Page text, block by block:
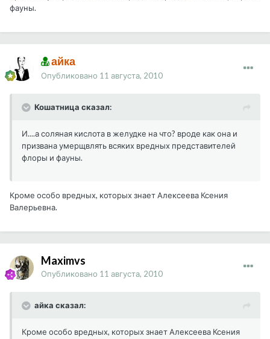
фауны.
айка
Опубликовано 11 августа, 2010
Кошатница сказал:
И....а соляная кислота в желудке на что? вроде как она и
призвана умерщвлять всяких вредных представителей
флоры и фауны.
Кроме особо вредных, которых знает Алексеева Ксения
Валерьевна.
Maximvs
Опубликовано 11 августа, 2010
айка сказал:
Кроме особо вредных, которых знает Алексеева Ксения